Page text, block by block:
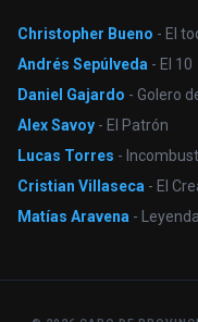
Christopher Bueno - El
Andrés Sepúlveda - El 10
Daniel Gajardo - Golero
Alex Savoy - El Patrón
Lucas Torres -
Cristian Villaseca - El
Matías Aravena - Leyenda